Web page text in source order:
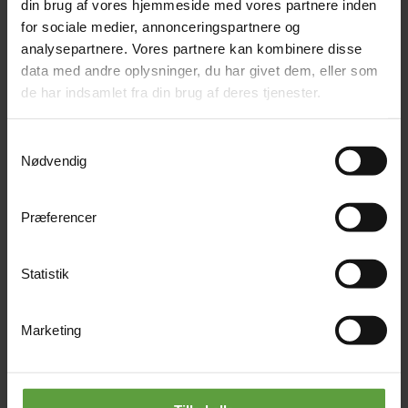
din brug af vores hjemmeside med vores partnere inden
for sociale medier, annonceringspartnere og
analysepartnere. Vores partnere kan kombinere disse
data med andre oplysninger, du har givet dem, eller som
de har indsamlet fra din brug af deres tjenester.
Nødvendig
Præferencer
Statistik
Marketing
især med til at forbygge rigtig mange lidelser og
desuden giver det også en form af psykologisk og
fysisk velvære.
Benstøtten kan justeres op og ned afhængig af hvor
høj eller lav man er, så man hele tiden får den
optimale venepumpemassage omkring benene.
massagestol ikke vil koste dig